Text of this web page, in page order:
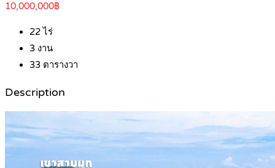
10,000,000฿
22ไร่
3 งาน
33 ตารางวา
Description